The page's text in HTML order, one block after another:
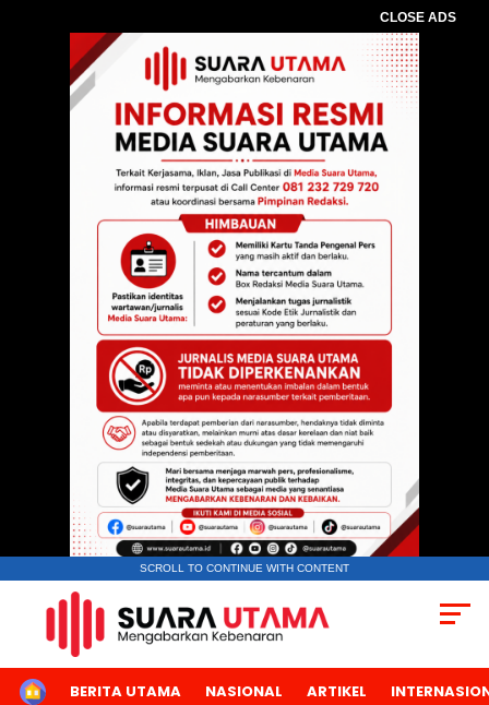
CLOSE ADS
SCROLL TO CONTINUE WITH CONTENT
HOMEBERITA UTAMA NASIONAL ARTIKEL